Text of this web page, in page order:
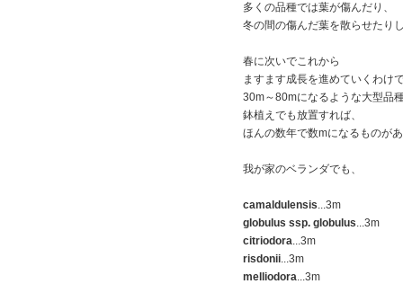
多くの品種では葉が傷んだり、
冬の間の傷んだ葉を散らせたり
春に次いでこれから
ますます成長を進めていくわけ
30m～80mになるような大型品
鉢植えでも放置すれば、
ほんの数年で数mになるものが
我が家のベランダでも、
camaldulensis...3m
globulus ssp. globulus...3m
citriodora...3m
risdonii...3m
melliodora...3m